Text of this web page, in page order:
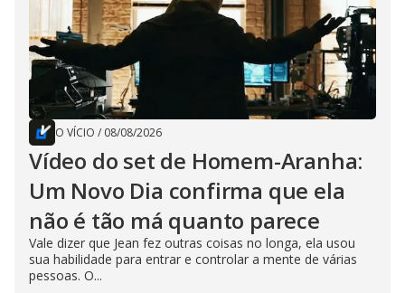
O VÍCIO / 08/08/2026
Vídeo do set de Homem-Aranha:
Um Novo Dia confirma que ela
não é tão má quanto parece
Vale dizer que Jean fez outras coisas no longa, ela usou
sua habilidade para entrar e controlar a mente de várias
pessoas. O...